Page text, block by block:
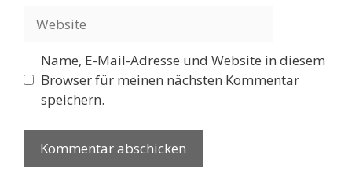
Adresse
Name, E-Mail-Adresse und Website in diesem
Browser für meinen nächsten Kommentar
speichern.